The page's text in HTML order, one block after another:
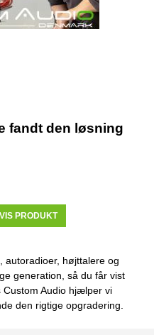
fandt den løsning
VIS PRODUKT
autoradioer, højttalere og
generation, så du får vist
Custom Audio hjælper vi
den rigtige opgradering.